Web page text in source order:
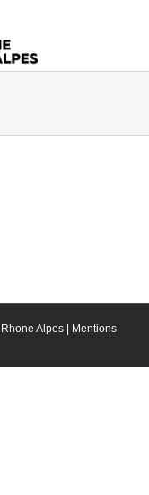
Alpes |
Mentions